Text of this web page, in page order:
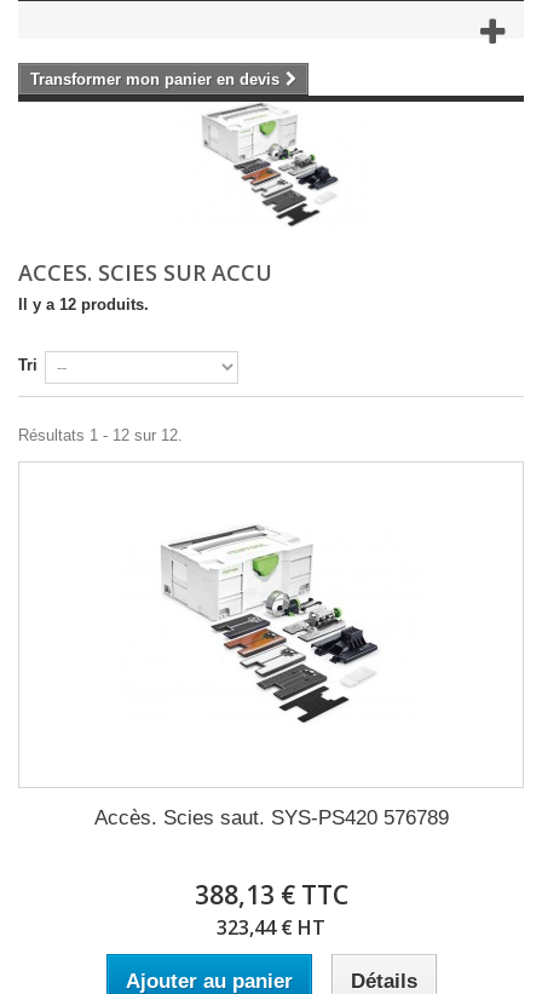
Transformer mon panier en devis
ACCES. SCIES SUR ACCU
Il y a 12 produits.
Tri
Résultats 1 - 12 sur 12.
Accès. Scies saut. SYS-PS420 576789
388,13 € TTC
323,44 € HT
Ajouter au panier Détails